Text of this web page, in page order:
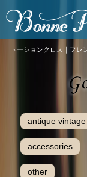
トーションクロス｜フ
antique vintage
accessories
other